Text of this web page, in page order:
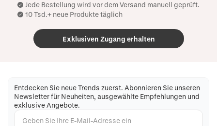
Jede Bestellung wird vor dem Versand manuell geprüft.
10 Tsd.+ neue Produkte täglich
Exklusiven Zugang erhalten
Entdecken Sie neue Trends zuerst. Abonnieren Sie unseren
Newsletter für Neuheiten, ausgewählte Empfehlungen und
exklusive Angebote.